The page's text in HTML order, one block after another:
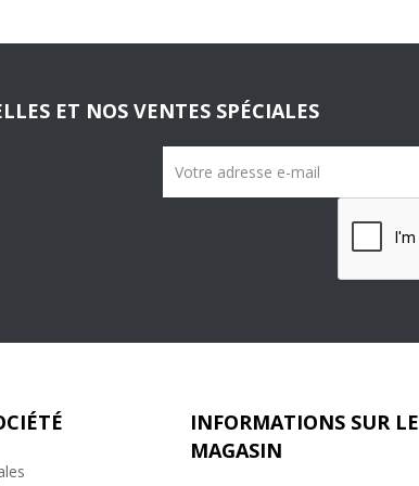
ET NOS VENTES SPÉCIALES
INFORMATIONS SUR LE
MAGASIN